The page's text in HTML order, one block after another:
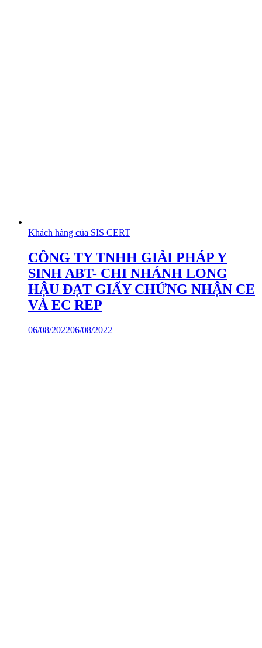
Khách hàng của SIS CERT
CÔNG TY TNHH GIẢI PHÁP Y
SINH ABT- CHI NHÁNH LONG
HẬU ĐẠT GIẤY CHỨNG NHẬN CE
VÀ EC REP
06/08/202206/08/2022